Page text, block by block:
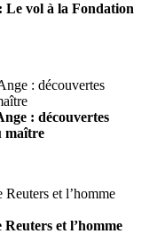
Le vol à la Fondation
: découvertes
maître
et l’homme